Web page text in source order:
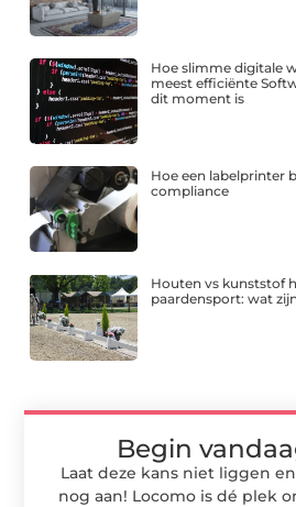
Hoe slimme digitale
meest efficiënte
dit moment is
Hoe een labelprinter
compliance
Houten vs kunststof
paardensport: wat
Begin
Laat deze kans niet liggen
nog aan! Locomo is dé plek